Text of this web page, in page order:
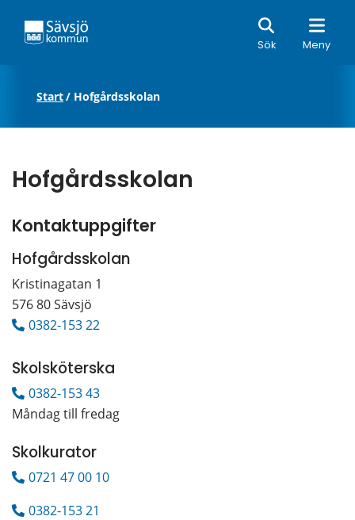
Sök Meny
Sök
Start/ Hofgårdsskolan
Hofgårdsskolan
Kontaktuppgifter
Hofgårdsskolan
Kristinagatan 1
576 80 Sävsjö
0382-153 22
Skolsköterska
0382-153 43
Måndag till fredag
Skolkurator
0721 47 00 10
0382-153 21